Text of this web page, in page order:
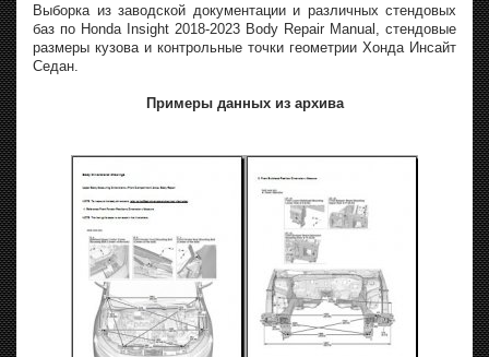
Выборка из заводской документации и различных стендовых
баз по Honda Insight 2018-2023 Body Repair Manual, стендовые
размеры кузова и контрольные точки геометрии Хонда Инсайт
Седан.
Примеры данных из архива